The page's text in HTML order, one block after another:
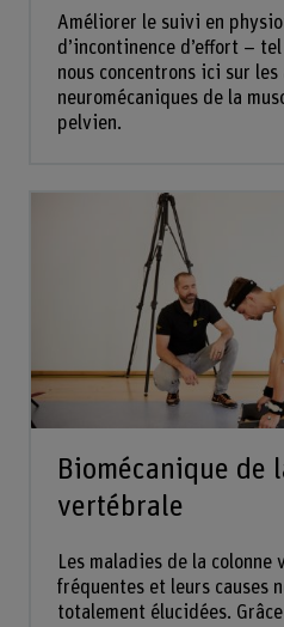
Améliorer le suivi en
d’incontinence d’effort –
nous concentrons ici sur les
neuromécaniques de la
pelvien.
Biomécanique de
vertébrale
Les maladies de la colonne
fréquentes et leurs causes
totalement élucidées.